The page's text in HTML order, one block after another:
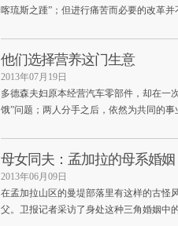
喀琉斯之踵”；但进行痛苦而必要的改革并
他们选择营养这门生意
2013年07月19日
多德森夫妇原本经营汽车零部件，却在一
饿”问题；两人分手之后，依然为共同的事
母女同夫：孟加拉的母系婚姻
2013年06月09日
在孟加拉山区的曼堤部落里有这样的古怪
父。卫报记者采访了身处这种三角婚姻中